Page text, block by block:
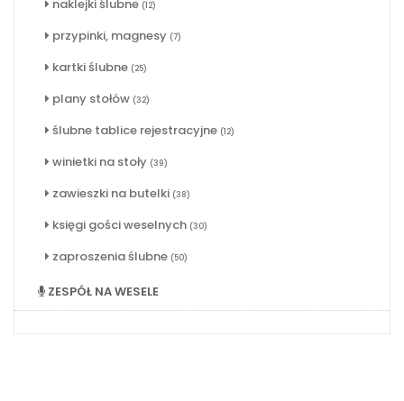
naklejki ślubne (12)
przypinki, magnesy (7)
kartki ślubne (25)
plany stołów (32)
ślubne tablice rejestracyjne (12)
winietki na stoły (39)
zawieszki na butelki (38)
księgi gości weselnych (30)
zaproszenia ślubne (50)
ZESPÓŁ NA WESELE